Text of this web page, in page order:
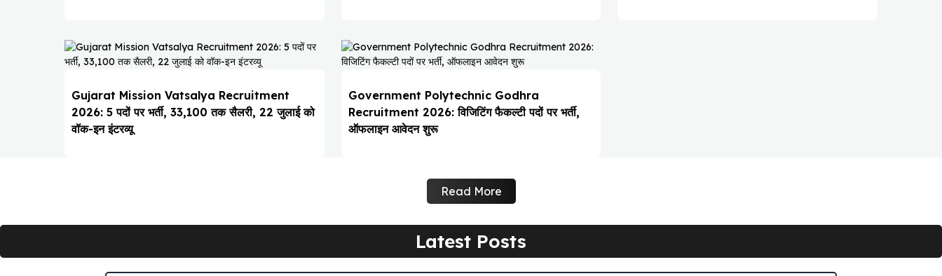
Gujarat Mission Vatsalya Recruitment
2026: 5 पदों पर भर्ती, ₹33,100 तक सैलरी, 22 जुलाई को
वॉक-इन इंटरव्यू
Government Polytechnic Godhra
Recruitment 2026: विजिटिंग फैकल्टी पदों पर भर्ती,
ऑफलाइन आवेदन शुरू
Read More
Latest Posts